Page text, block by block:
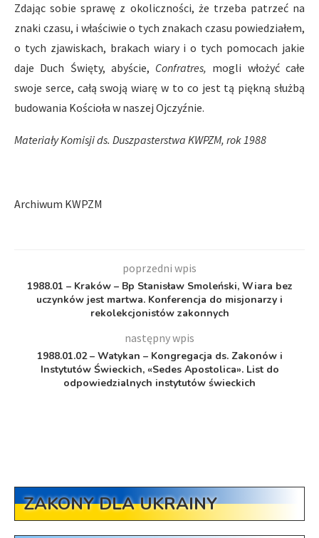
Zdając sobie sprawę z okoliczności, że trzeba patrzeć na
znaki czasu, i właściwie o tych znakach czasu powiedziałem,
o tych zjawiskach, brakach wiary i o tych pomocach jakie
daje Duch Święty, abyście, Confratres, mogli włożyć całe
swoje serce, całą swoją wiarę w to co jest tą piękną służbą
budowania Kościoła w naszej Ojczyźnie.
Materiały Komisji ds. Duszpasterstwa KWPZM, rok 1988
Archiwum KWPZM
poprzedni wpis
1988.01 – Kraków – Bp Stanisław Smoleński, Wiara bez
uczynków jest martwa. Konferencja do misjonarzy i
rekolekcjonistów zakonnych
następny wpis
1988.01.02 – Watykan – Kongregacja ds. Zakonów i
Instytutów Świeckich, «Sedes Apostolica». List do
odpowiedzialnych instytutów świeckich
ZAKONY DLA UKRAINY